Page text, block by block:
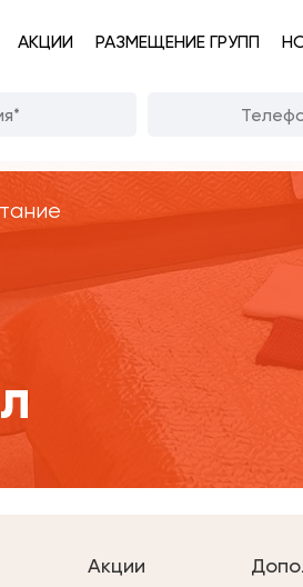
АКЦИИ РАЗМЕЩЕНИЕ ГРУПП
Акции